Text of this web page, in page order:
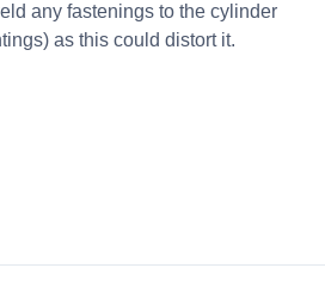
any fastenings to the cylinder
as this could distort it.